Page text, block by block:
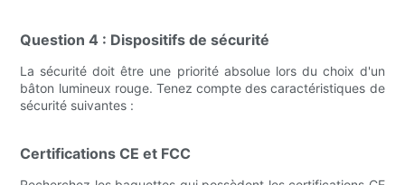
Question 4 : Dispositifs de sécurité
La sécurité doit être une priorité absolue lors du choix d'un
bâton lumineux rouge. Tenez compte des caractéristiques de
sécurité suivantes :
Certifications CE et FCC